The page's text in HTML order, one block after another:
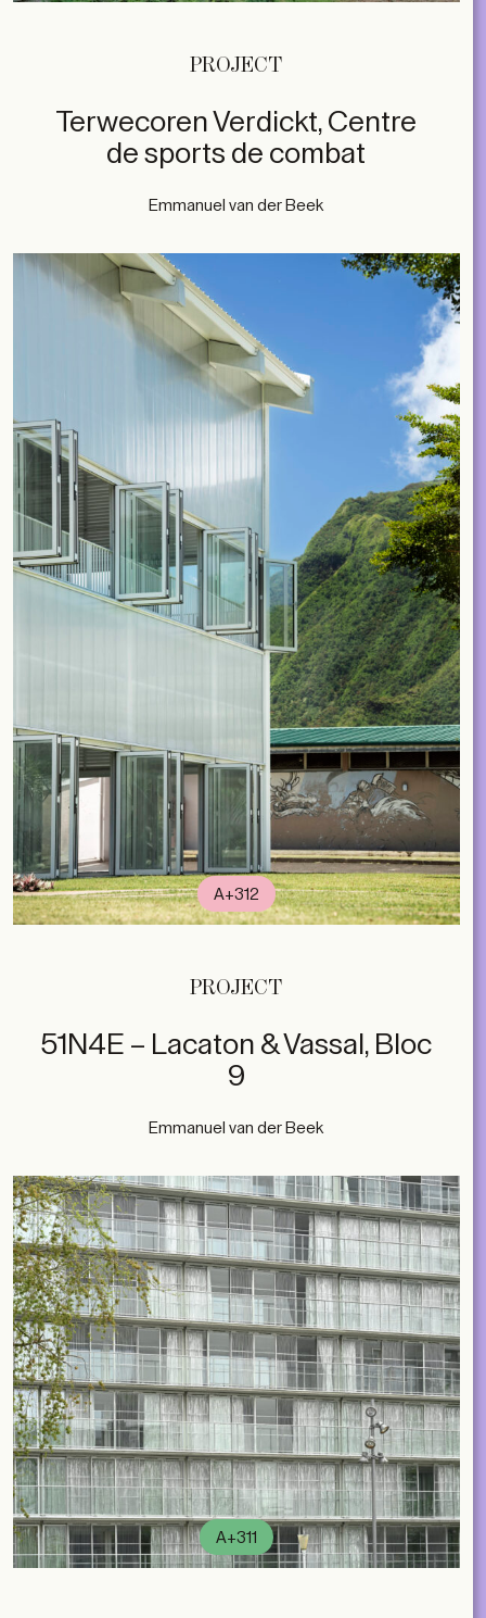
PROJECT
Terwecoren Verdickt, Centre
de sports de combat
Emmanuel van der Beek
A+312
PROJECT
51N4E – Lacaton & Vassal, Bloc
9
Emmanuel van der Beek
A+311